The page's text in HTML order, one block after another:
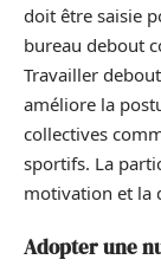
doit être saisie
bureau debout
Travailler
améliore la
collectives
sportifs. La
motivation et la
Adopter une